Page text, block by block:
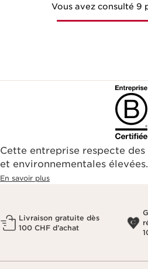
Vous avez consulté 9
Cette entreprise respecte des
et environnementales élevées.
En savoir plus
Livraison gratuite dès
100 CHF d’achat